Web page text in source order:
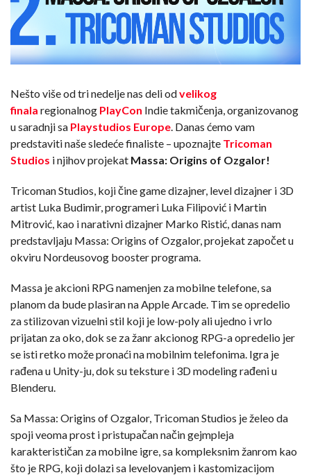
Nešto više od tri nedelje nas deli odvelikog
finala regionalnog PlayCon Indie takmičenja, organizovanog
u saradnji sa Playstudios Europe . Danas ćemo vam
predstaviti naše sledeće finaliste – upoznajte Tricoman
Studios i njihov projekat Massa: Origins of Ozgalor!
Tricoman Studios, koji čine game dizajner, level dizajner i 3D
artist Luka Budimir, programeri Luka Filipović i Martin
Mitrović, kao i narativni dizajner Marko Ristić, danas nam
predstavljaju Massa: Origins of Ozgalor, projekat započet u
okviru Nordeusovog booster programa.
Massa je akcioni RPG namenjen za mobilne telefone, sa
planom da bude plasiran na Apple Arcade. Tim se opredelio
za stilizovan vizuelni stil koji je low-poly ali ujedno i vrlo
prijatan za oko, dok se za žanr akcionog RPG-a opredelio jer
se isti retko može pronaći na mobilnim telefonima. Igra je
rađena u Unity-ju, dok su teksture i 3D modeling rađeni u
Blenderu.
Sa Massa: Origins of Ozgalor, Tricoman Studios je želeo da
spoji veoma prost i pristupačan način gejmpleja
karakterističan za mobilne igre, sa kompleksnim žanrom kao
što je RPG, koji dolazi sa levelovanjem i kastomizacijom